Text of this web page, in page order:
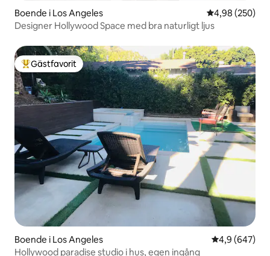
Boende i Los Angeles 4,98 av 5 i
4,98 (250)
Designer Hollywood Space med bra naturligt ljus
Populär gästfavorit
Gästfavorit
Boende i Los Angeles 4,9 av 5 i
4,9 (647)
Hollywood paradise studio i hus, egen ingång